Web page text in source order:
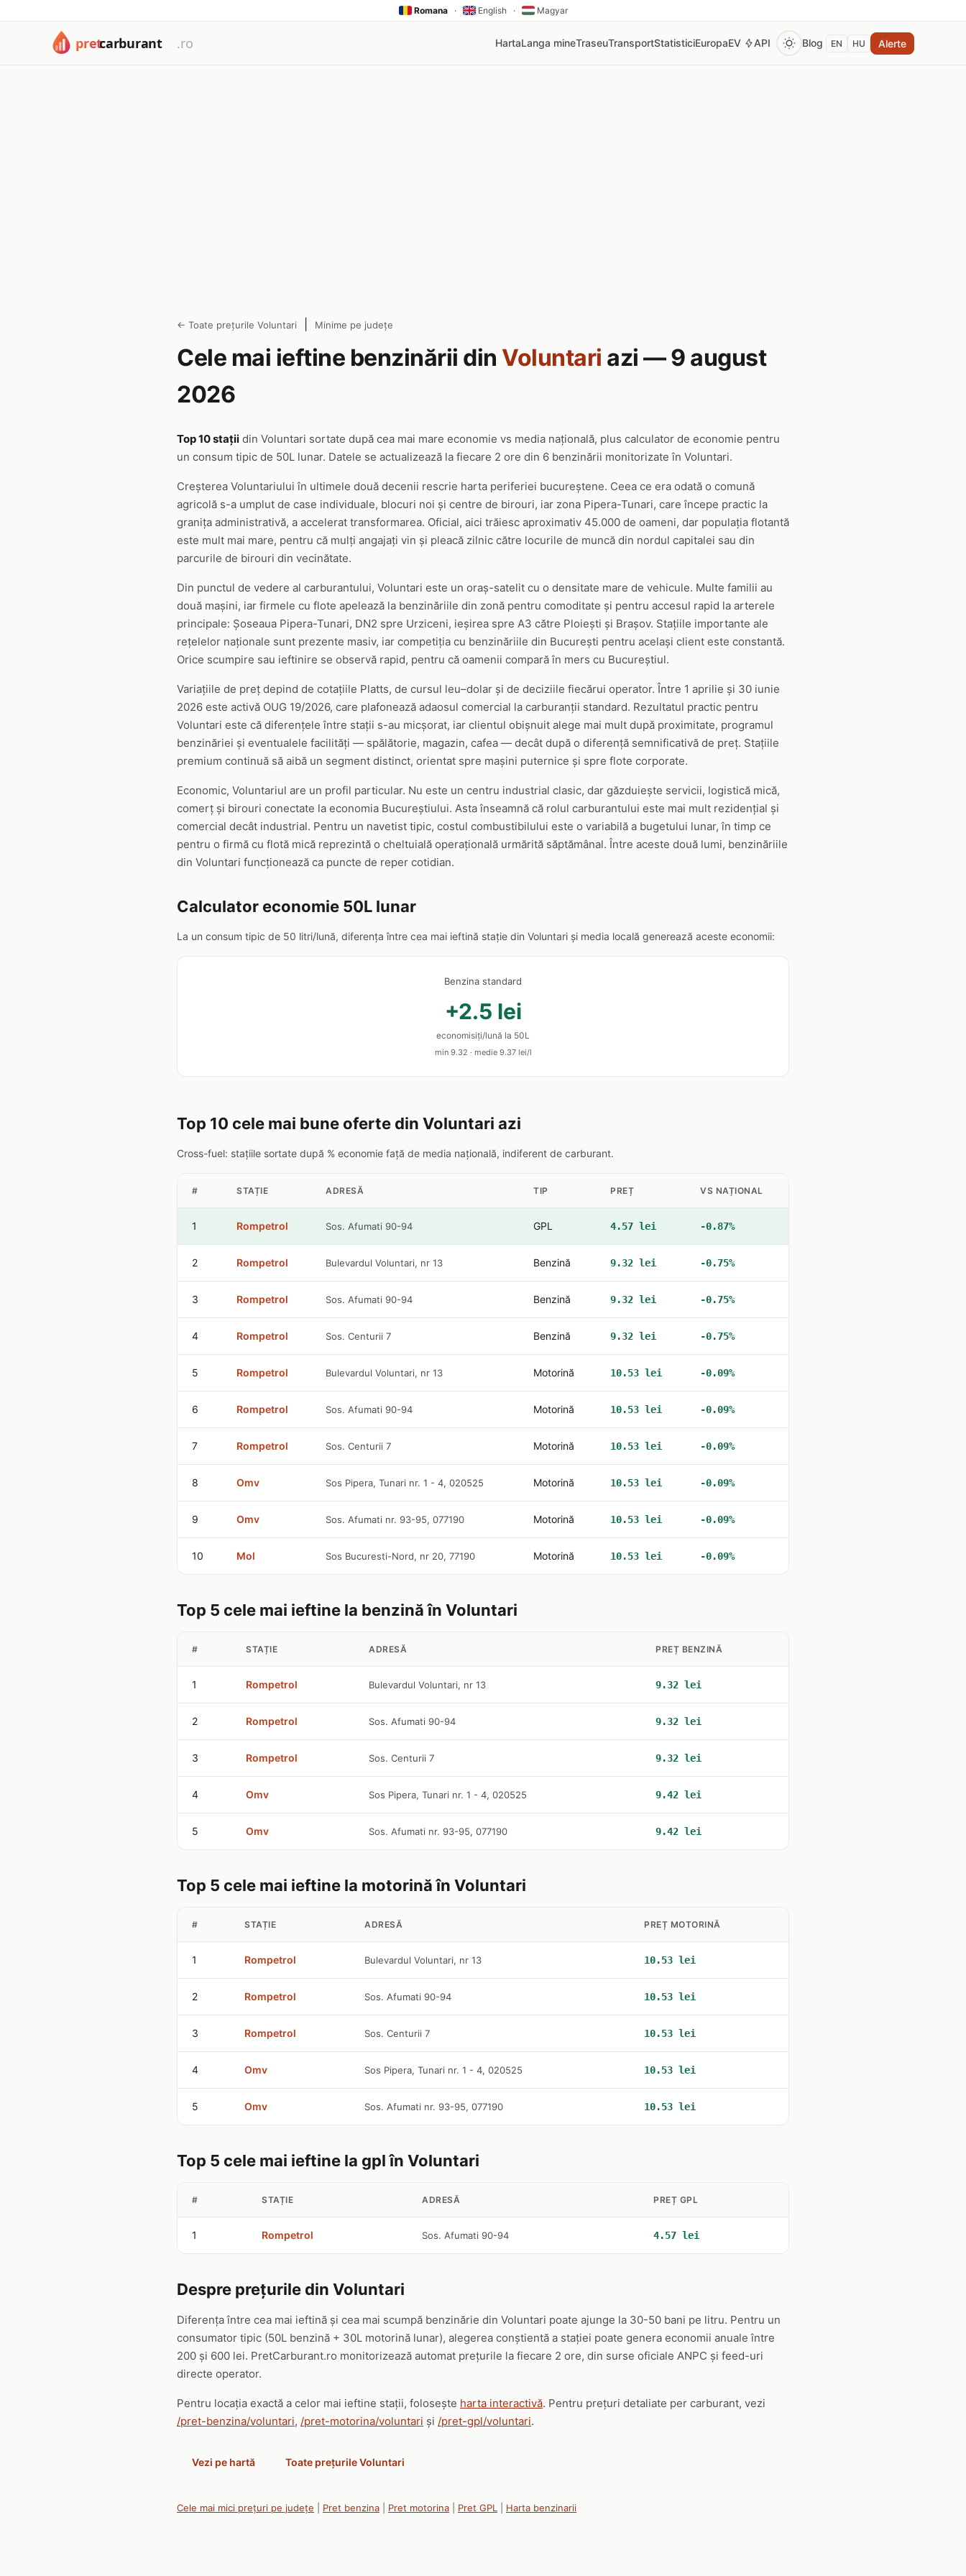
Romana · English · Magyar
HartaLanga mineTraseuTransportStatisticiEuropaEV API Blog EN HU Alerte
← Toate prețurile Voluntari Minime pe județe
Cele mai ieftine benzinării din Voluntari azi — 9 august
2026
Top 10 stații din Voluntari sortate după cea mai mare economie vs media națională, plus calculator de economie pentru
un consum tipic de 50L lunar. Datele se actualizează la fiecare 2 ore din 6 benzinării monitorizate în Voluntari.
Creșterea Voluntariului în ultimele două decenii rescrie harta periferiei bucureștene. Ceea ce era odată o comună
agricolă s-a umplut de case individuale, blocuri noi și centre de birouri, iar zona Pipera-Tunari, care începe practic la
granița administrativă, a accelerat transformarea. Oficial, aici trăiesc aproximativ 45.000 de oameni, dar populația flotantă
este mult mai mare, pentru că mulți angajați vin și pleacă zilnic către locurile de muncă din nordul capitalei sau din
parcurile de birouri din vecinătate.
Din punctul de vedere al carburantului, Voluntari este un oraș-satelit cu o densitate mare de vehicule. Multe familii au
două mașini, iar firmele cu flote apelează la benzinăriile din zonă pentru comoditate și pentru accesul rapid la arterele
principale: Șoseaua Pipera-Tunari, DN2 spre Urziceni, ieșirea spre A3 către Ploiești și Brașov. Stațiile importante ale
rețelelor naționale sunt prezente masiv, iar competiția cu benzinăriile din București pentru același client este constantă.
Orice scumpire sau ieftinire se observă rapid, pentru că oamenii compară în mers cu Bucureștiul.
Variațiile de preț depind de cotațiile Platts, de cursul leu–dolar și de deciziile fiecărui operator. Între 1 aprilie și 30 iunie
2026 este activă OUG 19/2026, care plafonează adaosul comercial la carburanții standard. Rezultatul practic pentru
Voluntari este că diferențele între stații s-au micșorat, iar clientul obișnuit alege mai mult după proximitate, programul
benzinăriei și eventualele facilități — spălătorie, magazin, cafea — decât după o diferență semnificativă de preț. Stațiile
premium continuă să aibă un segment distinct, orientat spre mașini puternice și spre flote corporate.
Economic, Voluntariul are un profil particular. Nu este un centru industrial clasic, dar găzduiește servicii, logistică mică,
comerț și birouri conectate la economia Bucureștiului. Asta înseamnă că rolul carburantului este mai mult rezidențial și
comercial decât industrial. Pentru un navetist tipic, costul combustibilului este o variabilă a bugetului lunar, în timp ce
pentru o firmă cu flotă mică reprezintă o cheltuială operațională urmărită săptămânal. Între aceste două lumi, benzinăriile
din Voluntari funcționează ca puncte de reper cotidian.
Calculator economie 50L lunar
La un consum tipic de 50 litri/lună, diferența între cea mai ieftină stație din Voluntari și media locală generează aceste economii:
Benzina standard
+2.5 lei
economisiți/lună la 50L
min 9.32 · medie 9.37 lei/l
Top 10 cele mai bune oferte din Voluntari azi
Cross-fuel: stațiile sortate după % economie față de media națională, indiferent de carburant.
# STAȚIE ADRESĂ TIP PREȚ VS NAȚIONAL
1 Rompetrol Sos. Afumati 90-94 GPL 4.57 lei -0.87%
2 Rompetrol Bulevardul Voluntari, nr 13 Benzină 9.32 lei -0.75%
3 Rompetrol Sos. Afumati 90-94 Benzină 9.32 lei -0.75%
4 Rompetrol Sos. Centurii 7 Benzină 9.32 lei -0.75%
5 Rompetrol Bulevardul Voluntari, nr 13 Motorină 10.53 lei -0.09%
6 Rompetrol Sos. Afumati 90-94 Motorină 10.53 lei -0.09%
7 Rompetrol Sos. Centurii 7 Motorină 10.53 lei -0.09%
8 Omv Sos Pipera, Tunari nr. 1 - 4, 020525 Motorină 10.53 lei -0.09%
9 Omv Sos. Afumati nr. 93-95, 077190 Motorină 10.53 lei -0.09%
10 Mol Sos Bucuresti-Nord, nr 20, 77190 Motorină 10.53 lei -0.09%
Top 5 cele mai ieftine la benzină în Voluntari
# STAȚIE ADRESĂ PREȚ BENZINĂ
1 Rompetrol Bulevardul Voluntari, nr 13 9.32 lei
2 Rompetrol Sos. Afumati 90-94 9.32 lei
3 Rompetrol Sos. Centurii 7 9.32 lei
4 Omv Sos Pipera, Tunari nr. 1 - 4, 020525 9.42 lei
5 Omv Sos. Afumati nr. 93-95, 077190 9.42 lei
Top 5 cele mai ieftine la motorină în Voluntari
# STAȚIE ADRESĂ PREȚ MOTORINĂ
1 Rompetrol Bulevardul Voluntari, nr 13 10.53 lei
2 Rompetrol Sos. Afumati 90-94 10.53 lei
3 Rompetrol Sos. Centurii 7 10.53 lei
4 Omv Sos Pipera, Tunari nr. 1 - 4, 020525 10.53 lei
5 Omv Sos. Afumati nr. 93-95, 077190 10.53 lei
Top 5 cele mai ieftine la gpl în Voluntari
# STAȚIE ADRESĂ PREȚ GPL
1 Rompetrol Sos. Afumati 90-94 4.57 lei
Despre prețurile din Voluntari
Diferența între cea mai ieftină și cea mai scumpă benzinărie din Voluntari poate ajunge la 30-50 bani pe litru. Pentru un
consumator tipic (50L benzină + 30L motorină lunar), alegerea conștientă a stației poate genera economii anuale între
200 și 600 lei. PretCarburant.ro monitorizează automat prețurile la fiecare 2 ore, din surse oficiale ANPC și feed-uri
directe operator.
Pentru locația exactă a celor mai ieftine stații, folosește harta interactivă. Pentru prețuri detaliate per carburant, vezi
/pret-benzina/voluntari, /pret-motorina/voluntari și /pret-gpl/voluntari.
Vezi pe hartă Toate prețurile Voluntari
Cele mai mici prețuri pe județe Pret benzina Pret motorina Pret GPL Harta benzinarii